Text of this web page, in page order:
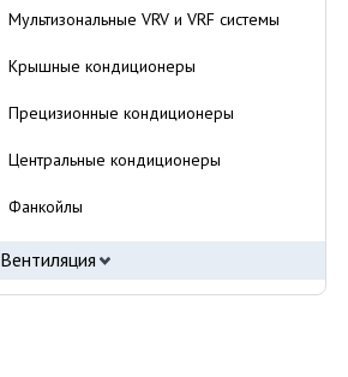
Мультизональные VRV и VRF системы
Крышные кондиционеры
Прецизионные кондиционеры
Центральные кондиционеры
Фанкойлы
Вентиляция